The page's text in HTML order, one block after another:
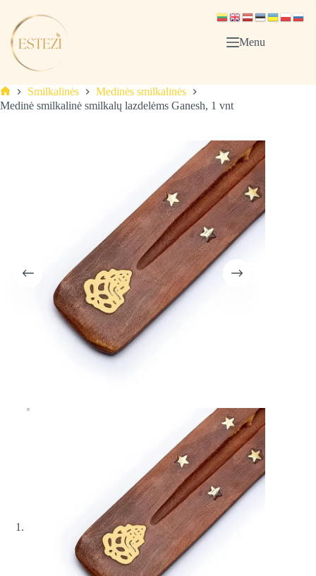
content
Menu
Pagrindinis
Smilkalinės
Medinės smilkalinės
Medinė smilkalinė smilkalų lazdelėms Ganesh, 1 vnt